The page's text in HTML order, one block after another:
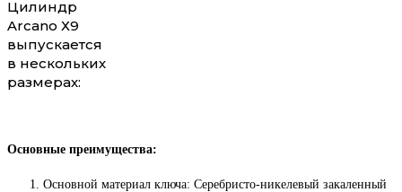
Цилиндр
Arcano Х9
выпускается
в нескольких
размерах:
Основные преимущества:
Основной материал ключа: Серебристо-никелевый закаленный